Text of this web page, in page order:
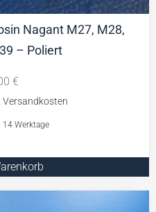
Nagant M27, M28,
– Poliert
€
14 Werktage